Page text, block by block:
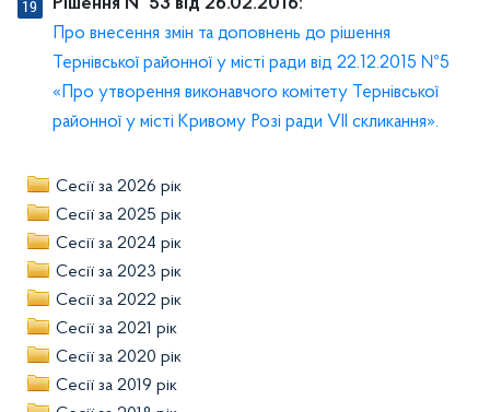
Про внесення змін та доповнень до рішення
Тернівської районної у місті ради від 22.12.2015 №5
«Про утворення виконавчого комітету Тернівської
районної у місті Кривому Розі ради VІІ скликання».
Сесії за 2026 рік
Сесії за 2025 рік
Сесії за 2024 рік
Сесії за 2023 рік
Сесії за 2022 рік
Сесії за 2021 рік
Сесії за 2020 рік
Сесії за 2019 рік